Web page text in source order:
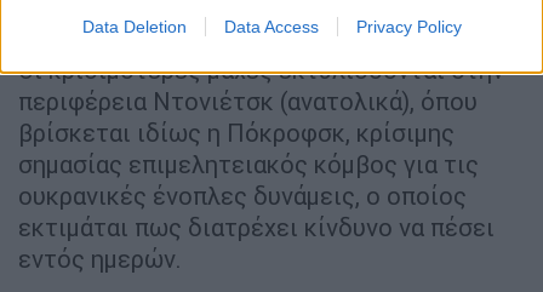
Data Deletion Data Access Privacy Policy
προελαύνουν με βραδύ ρυθμό στα μέτωπα.
Οι κρισιμότερες μάχες εκτυλίσσονται στην
περιφέρεια Ντονιέτσκ (ανατολικά), όπου
βρίσκεται ιδίως η Πόκροφσκ, κρίσιμης
σημασίας επιμελητειακός κόμβος για τις
ουκρανικές ένοπλες δυνάμεις, ο οποίος
εκτιμάται πως διατρέχει κίνδυνο να πέσει
εντός ημερών.